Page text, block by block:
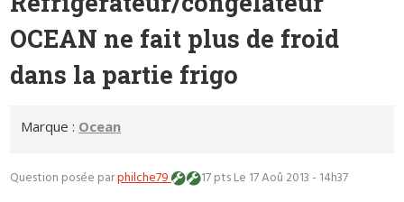
OCEAN ne fait plus de froid
dans la partie frigo
Marque : Ocean
Question posée parphilche79 17 ptsLe 17 Aoû 2013 - 14h37